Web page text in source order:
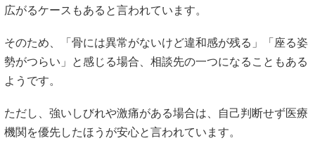
広がるケースもあると言われています。
そのため、「骨には異常がないけど違和感が残る」「座る姿
勢がつらい」と感じる場合、相談先の一つになることもある
ようです。
ただし、強いしびれや激痛がある場合は、自己判断せず医療
機関を優先したほうが安心と言われています。